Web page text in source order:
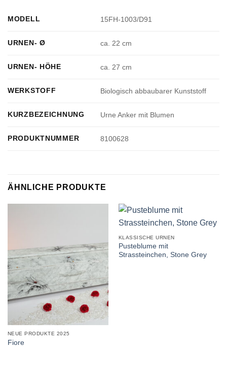
MODELL 15FH-1003/D91
URNEN- Ø ca. 22 cm
URNEN- HÖHE ca. 27 cm
WERKSTOFF Biologisch abbaubarer Kunststoff
KURZBEZEICHNUNG Urne Anker mit Blumen
PRODUKTNUMMER 8100628
ÄHNLICHE PRODUKTE
NEUE PRODUKTE 2025
Fiore
KLASSISCHE URNEN
Pusteblume mit
Strassteinchen, Stone Grey